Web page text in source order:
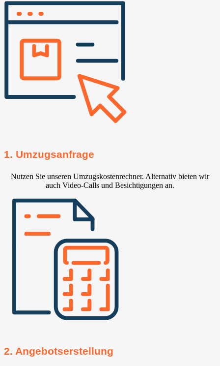
1. Umzugsanfrage
Nutzen Sie unseren Umzugskostenrechner. Alternativ bieten wir
auch Video-Calls und Besichtigungen an.
2. Angebotserstellung